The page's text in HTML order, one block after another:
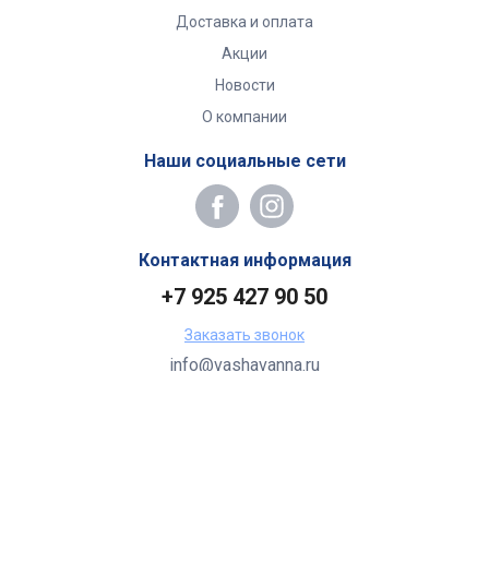
Доставка и оплата
Акции
Новости
О компании
Наши социальные сети
Контактная информация
+7 925 427 90 50
Заказать звонок
info@vashavanna.ru